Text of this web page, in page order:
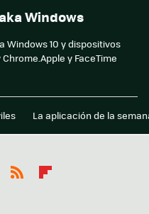
Windows
Windows 10 y dispositivos
y FaceTime
La aplicación de la